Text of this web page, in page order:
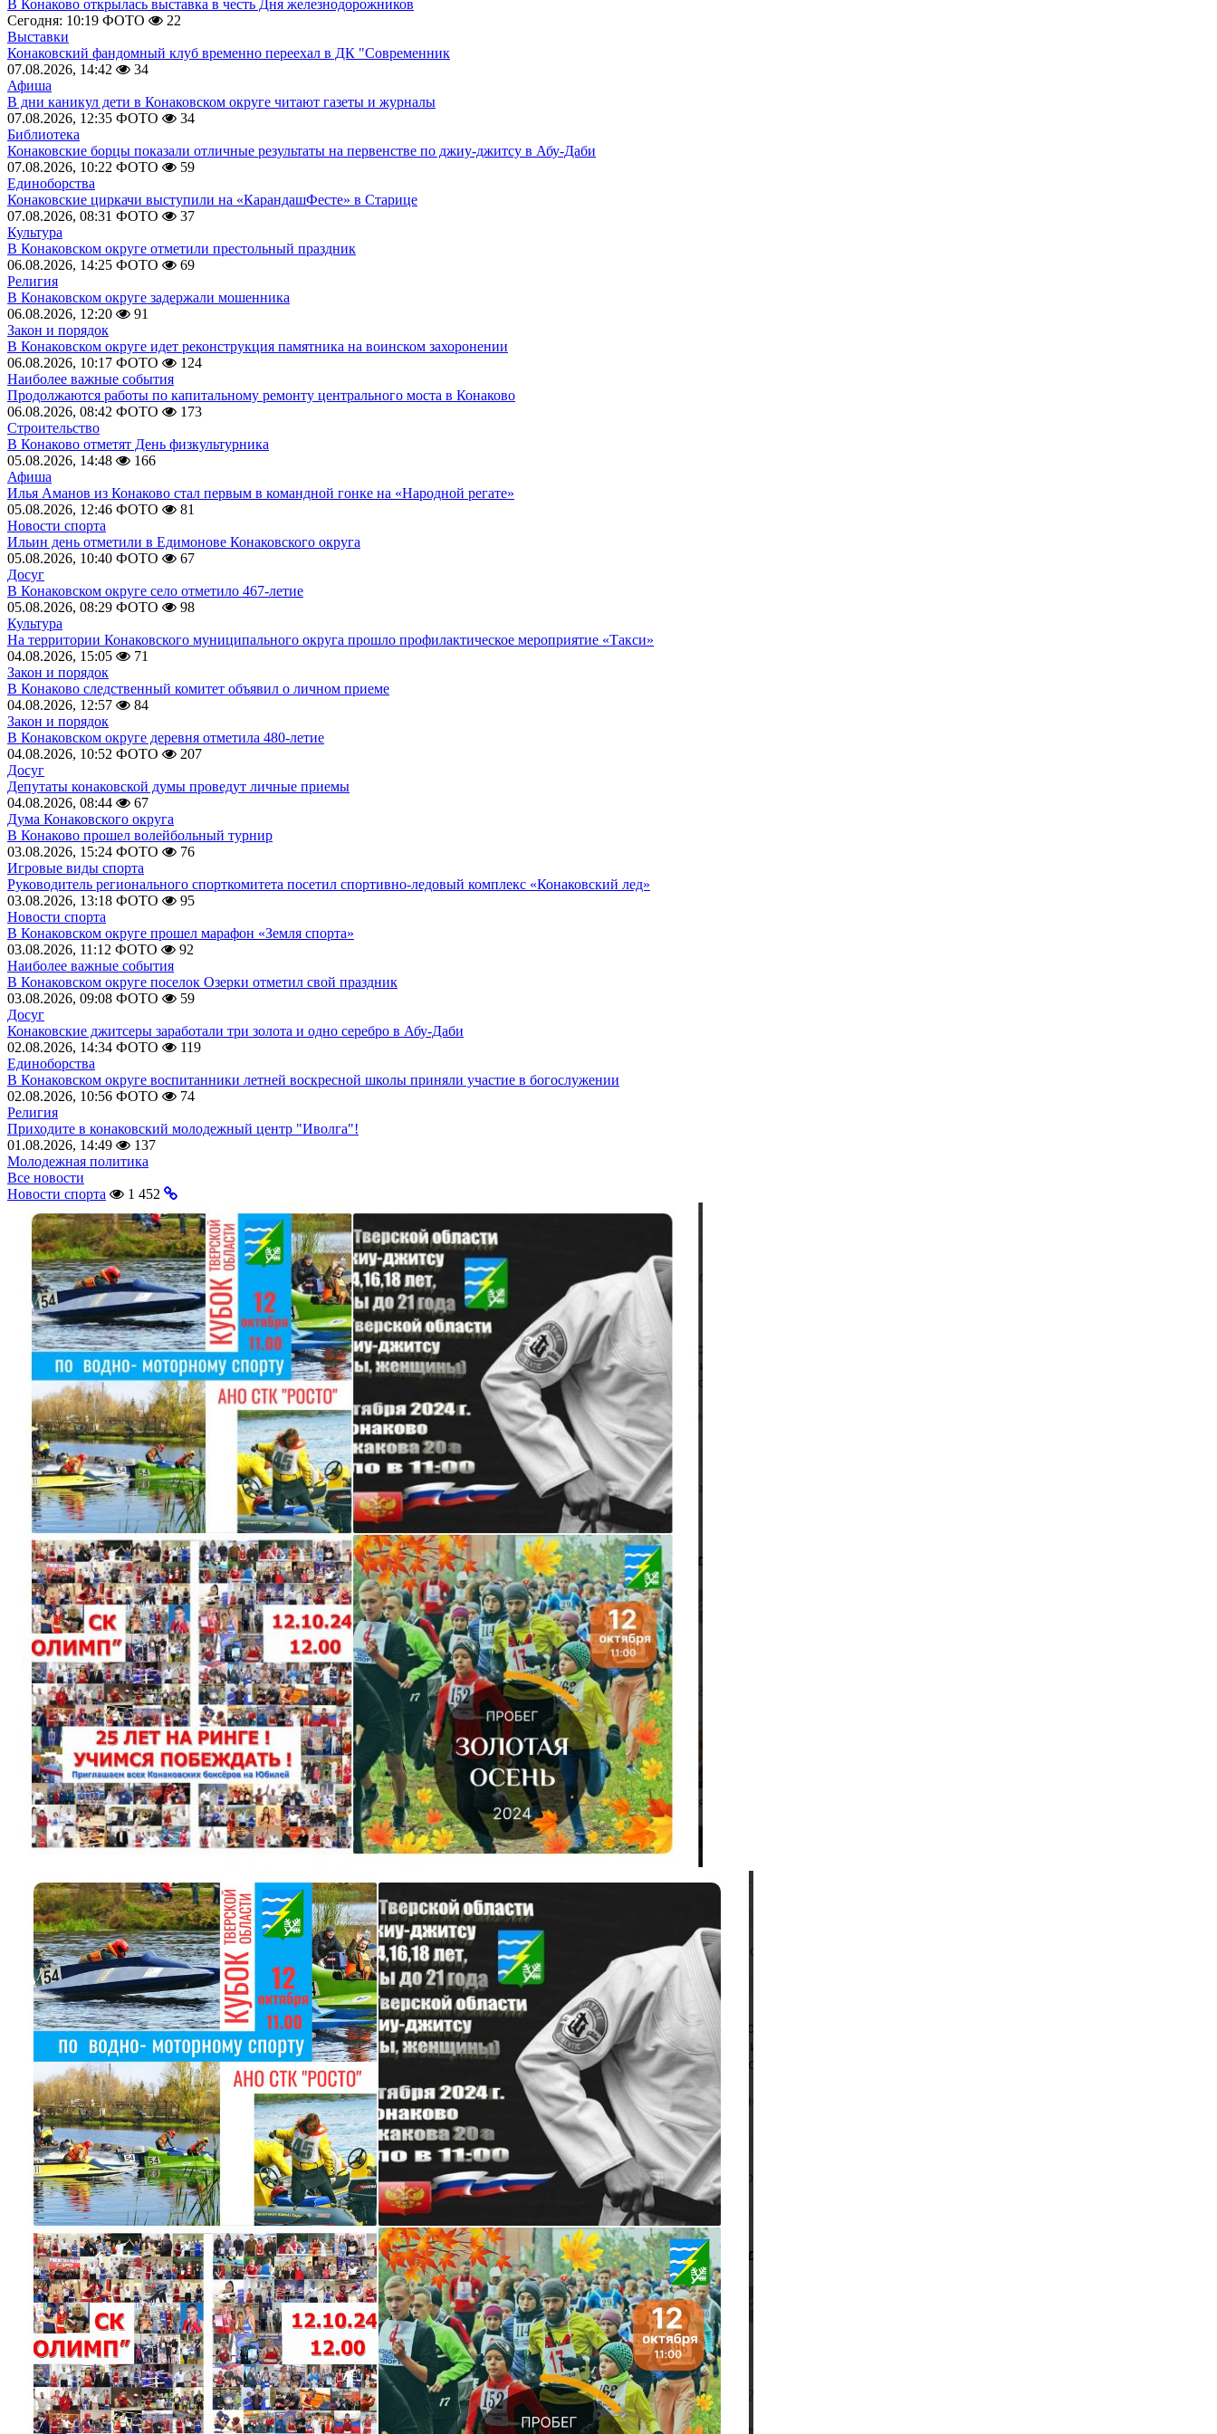
В Конаково открылась выставка в честь Дня железнодорожников
Сегодня: 10:19 ФОТО
22
Выставки
Конаковский фандомный клуб временно переехал в ДК "Современник
07.08.2026, 14:42
34
Афиша
В дни каникул дети в Конаковском округе читают газеты и журналы
07.08.2026, 12:35 ФОТО
34
Библиотека
Конаковские борцы показали отличные результаты на первенстве по джиу-джитсу в Абу-Даби
07.08.2026, 10:22 ФОТО
59
Единоборства
Конаковские циркачи выступили на «КарандашФесте» в Старице
07.08.2026, 08:31 ФОТО
37
Культура
В Конаковском округе отметили престольный праздник
06.08.2026, 14:25 ФОТО
69
Религия
В Конаковском округе задержали мошенника
06.08.2026, 12:20
91
Закон и порядок
В Конаковском округе идет реконструкция памятника на воинском захоронении
06.08.2026, 10:17 ФОТО
124
Наиболее важные события
Продолжаются работы по капитальному ремонту центрального моста в Конаково
06.08.2026, 08:42 ФОТО
173
Строительство
В Конаково отметят День физкультурника
05.08.2026, 14:48
166
Афиша
Илья Аманов из Конаково стал первым в командной гонке на «Народной регате»
05.08.2026, 12:46 ФОТО
81
Новости спорта
Ильин день отметили в Едимонове Конаковского округа
05.08.2026, 10:40 ФОТО
67
Досуг
В Конаковском округе село отметило 467-летие
05.08.2026, 08:29 ФОТО
98
Культура
На территории Конаковского муниципального округа прошло профилактическое мероприятие «Такси»
04.08.2026, 15:05
71
Закон и порядок
В Конаково следственный комитет объявил о личном приеме
04.08.2026, 12:57
84
Закон и порядок
В Конаковском округе деревня отметила 480-летие
04.08.2026, 10:52 ФОТО
207
Досуг
Депутаты конаковской думы проведут личные приемы
04.08.2026, 08:44
67
Дума Конаковского округа
В Конаково прошел волейбольный турнир
03.08.2026, 15:24 ФОТО
76
Игровые виды спорта
Руководитель регионального спорткомитета посетил спортивно-ледовый комплекс «Конаковский лед»
03.08.2026, 13:18 ФОТО
95
Новости спорта
В Конаковском округе прошел марафон «Земля спорта»
03.08.2026, 11:12 ФОТО
92
Наиболее важные события
В Конаковском округе поселок Озерки отметил свой праздник
03.08.2026, 09:08 ФОТО
59
Досуг
Конаковские джитсеры заработали три золота и одно серебро в Абу-Даби
02.08.2026, 14:34 ФОТО
119
Единоборства
В Конаковском округе воспитанники летней воскресной школы приняли участие в богослужении
02.08.2026, 10:56 ФОТО
74
Религия
Приходите в конаковский молодежный центр "Иволга"!
01.08.2026, 14:49
137
Молодежная политика
Все новости
Новости спорта
1 452